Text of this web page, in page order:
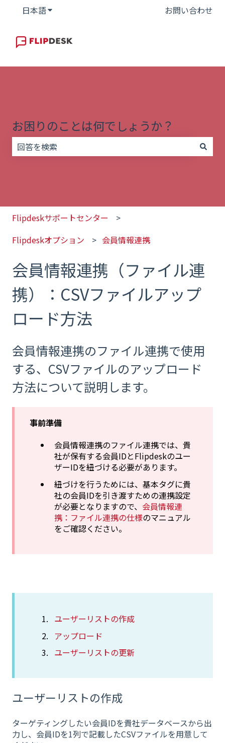
日本語翻訳のサブメニューを表示 お問い合わせ
お困りのことは何でしょうか？
Flipdeskサポートセンター
Flipdeskオプション
会員情報連携
会員情報連携（ファイル連
携）：CSVファイルアップ
ロード方法
会員情報連携のファイル連携で使用
する、CSVファイルのアップロード
方法について説明します。
事前準備
会員情報連携のファイル連携では、貴
社が保有する会員IDとFlipdeskのユー
ザーIDを紐づける必要があります。
紐づけを行うためには、基本タグに貴
社の会員IDを引き渡すための連携設定
が必要となりますので、 会員情報連
携：ファイル連携の仕様のマニュアル
をご確認ください。
ユーザーリストの作成
アップロード
ユーザーリストの更新
ユーザーリストの作成
ターゲティングしたい会員IDを貴社データベースから出
力し、会員IDを1列で記載したCSVファイルを用意して